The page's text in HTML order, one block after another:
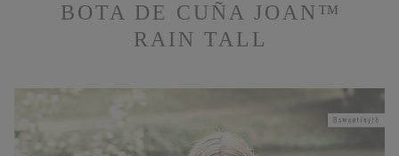
BOTA DE CUÑA JOAN™
RAIN TALL